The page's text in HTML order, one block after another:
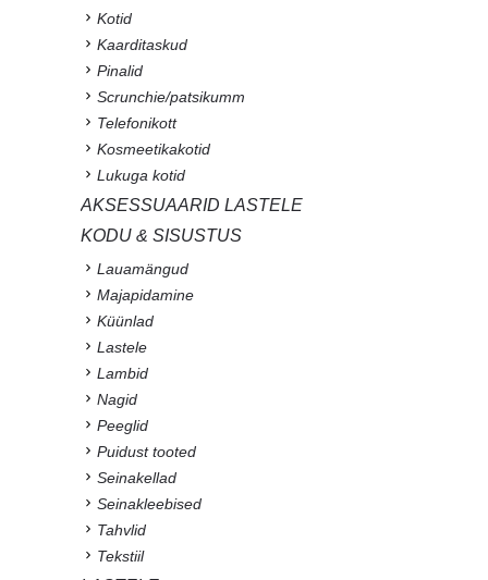
Kotid
Kaarditaskud
Pinalid
Scrunchie/patsikumm
Telefonikott
Kosmeetikakotid
Lukuga kotid
AKSESSUAARID LASTELE
KODU & SISUSTUS
Lauamängud
Majapidamine
Küünlad
Lastele
Lambid
Nagid
Peeglid
Puidust tooted
Seinakellad
Seinakleebised
Tahvlid
Tekstiil